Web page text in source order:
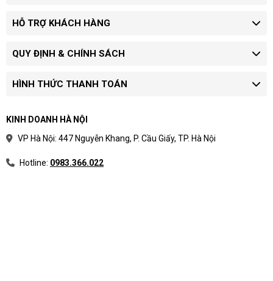
HỖ TRỢ KHÁCH HÀNG
QUY ĐỊNH & CHÍNH SÁCH
HÌNH THỨC THANH TOÁN
KINH DOANH HÀ NỘI
VP Hà Nội: 447 Nguyễn Khang, P. Cầu Giấy, TP. Hà Nội
Hotline: 0983.366.022